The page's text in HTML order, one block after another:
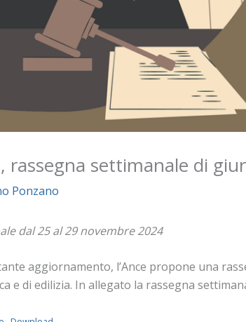
rassegna settimanale di
Ponzano
dal 25 al 29 novembre 2024
aggiornamento, l’Ance propone una
e di edilizia. In allegato la rassegna